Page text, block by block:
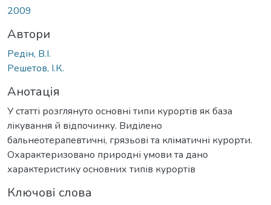
2009
Автори
Редін, В.І.
Решетов, І.К.
Анотація
У статті розглянуто основні типи курортів як база
лікування й відпочинку. Виділено
бальнеотерапевтичні, грязьові та кліматичні курорти.
Охарактеризовано природні умови та дано
характеристику основних типів курортів
Ключові слова